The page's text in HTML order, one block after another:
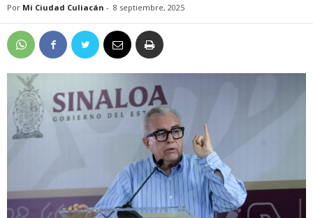
Por Mi Ciudad Culiacán - 8 septiembre, 2025